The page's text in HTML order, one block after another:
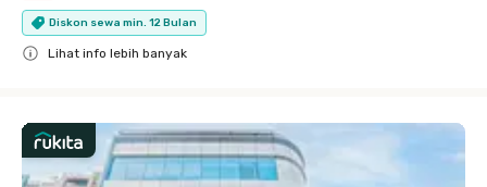
Diskon sewa min. 12 Bulan
Lihat info lebih banyak